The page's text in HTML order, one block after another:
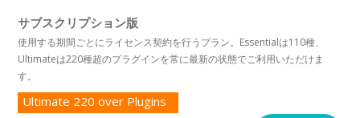
サブスクリプション版
使用する期間ごとにライセンス契約を行うプラン。Essentialは110種、
Ultimateは220種超のプラグインを常に最新の状態でご利用いただけま
す。
Ultimate 220 over Plugins